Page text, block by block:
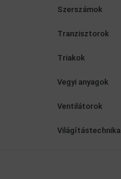
Szerszámok
Tranzisztorok
Triakok
Vegyi anyagok
Ventilátorok
Világítástechnika